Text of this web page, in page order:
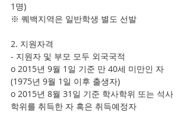
1명)
※ 퀘백지역은 일반학생 별도 선발
2. 지원자격
- 지원자 및 부모 모두 외국국적
o 2015년 9월 1일 기준 만 40세 미만인 자
(1975년 9월 1일 이후 출생자)
o 2015년 8월 31일 기준 학사학위 또는 석사
학위를 취득한 자 혹은 취득예정자